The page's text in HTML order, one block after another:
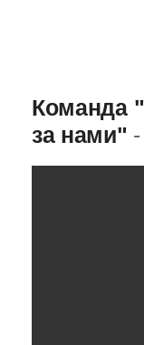
Команда
за нами" -